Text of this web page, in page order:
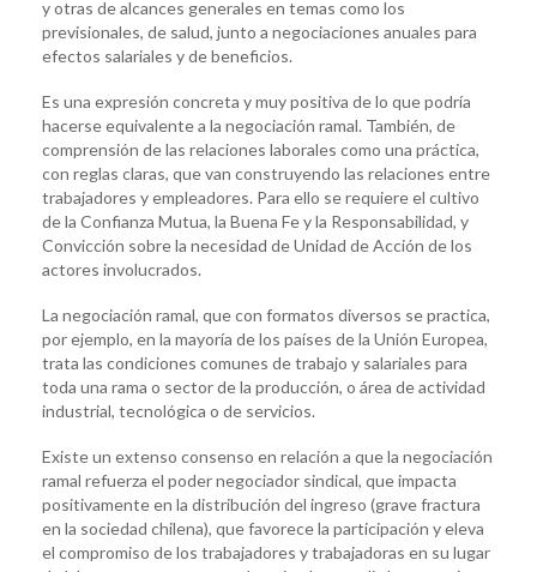
y otras de alcances generales en temas como los
previsionales, de salud, junto a negociaciones anuales para
efectos salariales y de beneficios.
Es una expresión concreta y muy positiva de lo que podría
hacerse equivalente a la negociación ramal. También, de
comprensión de las relaciones laborales como una práctica,
con reglas claras, que van construyendo las relaciones entre
trabajadores y empleadores. Para ello se requiere el cultivo
de la Confianza Mutua, la Buena Fe y la Responsabilidad, y
Convicción sobre la necesidad de Unidad de Acción de los
actores involucrados.
La negociación ramal, que con formatos diversos se practica,
por ejemplo, en la mayoría de los países de la Unión Europea,
trata las condiciones comunes de trabajo y salariales para
toda una rama o sector de la producción, o área de actividad
industrial, tecnológica o de servicios.
Existe un extenso consenso en relación a que la negociación
ramal refuerza el poder negociador sindical, que impacta
positivamente en la distribución del ingreso (grave fractura
en la sociedad chilena), que favorece la participación y eleva
el compromiso de los trabajadores y trabajadoras en su lugar